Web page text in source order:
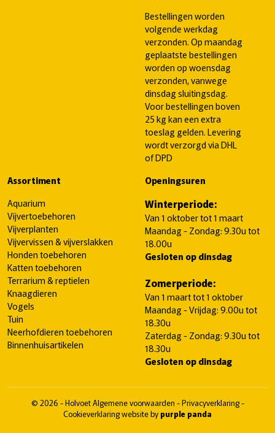
Bestellingen worden
volgende werkdag
verzonden. Op maandag
geplaatste bestellingen
worden op woensdag
verzonden, vanwege
dinsdag sluitingsdag.
Voor bestellingen boven
25 kg kan een extra
toeslag gelden. Levering
wordt verzorgd via DHL
of DPD
Assortiment
Aquarium
Vijvertoebehoren
Vijverplanten
Vijvervissen & vijverslakken
Honden toebehoren
Katten toebehoren
Terrarium & reptielen
Knaagdieren
Vogels
Tuin
Neerhofdieren toebehoren
Binnenhuisartikelen
Openingsuren
Winterperiode:
Van 1 oktober tot 1 maart
Maandag - Zondag: 9.30u tot
18.00u
Gesloten op dinsdag
Zomerperiode:
Van 1 maart tot 1 oktober
Maandag - Vrijdag: 9.00u tot
18.30u
Zaterdag - Zondag: 9.30u tot
18.30u
Gesloten op dinsdag
© 2026 - HolvoetAlgemene voorwaarden -Privacyverklaring-
Cookieverklaringwebsite by purple panda